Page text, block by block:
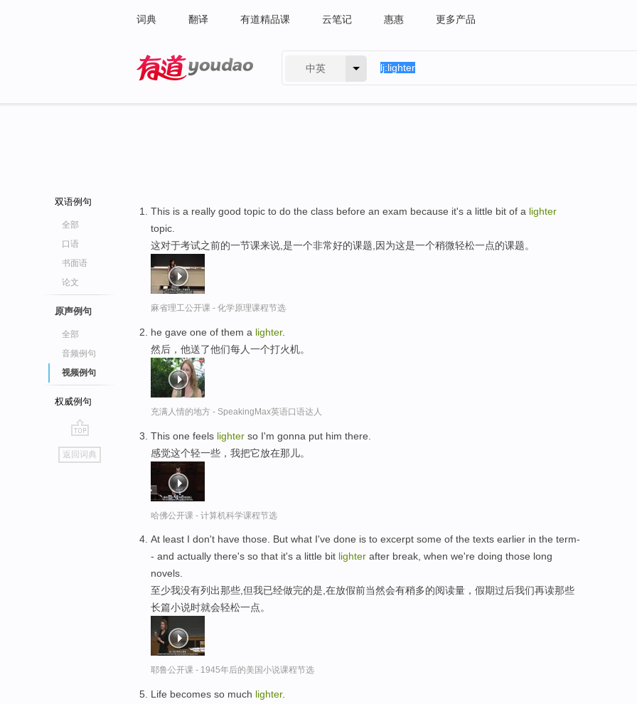
词典 翻译 有道精品课 云笔记 惠惠 更多产品
中英
双语例句
全部
口语
书面语
论文
原声例句
全部
音频例句
视频例句
权威例句
go
top
返回词典
This is a really good topic to do the class before an exam because it's a little bit of a lighter
topic.
这对于考试之前的一节课来说,是一个非常好的课题,因为这是一个稍微轻松一点的课题。
麻省理工公开课 - 化学原理课程节选
he gave one of them a lighter.
然后，他送了他们每人一个打火机。
充满人情的地方 - SpeakingMax英语口语达人
This one feels lighter so I'm gonna put him there.
感觉这个轻一些，我把它放在那儿。
哈佛公开课 - 计算机科学课程节选
At least I don't have those. But what I've done is to excerpt some of the texts earlier in the term-
- and actually there's so that it's a little bit lighter after break, when we're doing those long
novels.
至少我没有列出那些,但我已经做完的是,在放假前当然会有稍多的阅读量，假期过后我们再读那些
长篇小说时就会轻松一点。
耶鲁公开课 - 1945年后的美国小说课程节选
Life becomes so much lighter.